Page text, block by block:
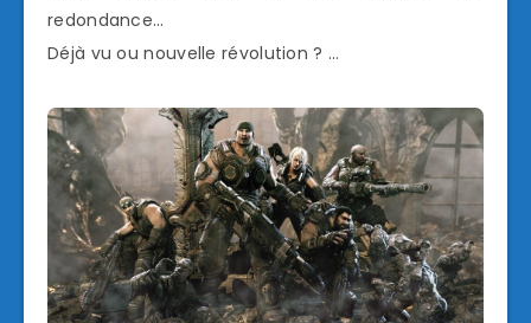
redondance…
Déjà vu ou nouvelle révolution ? …